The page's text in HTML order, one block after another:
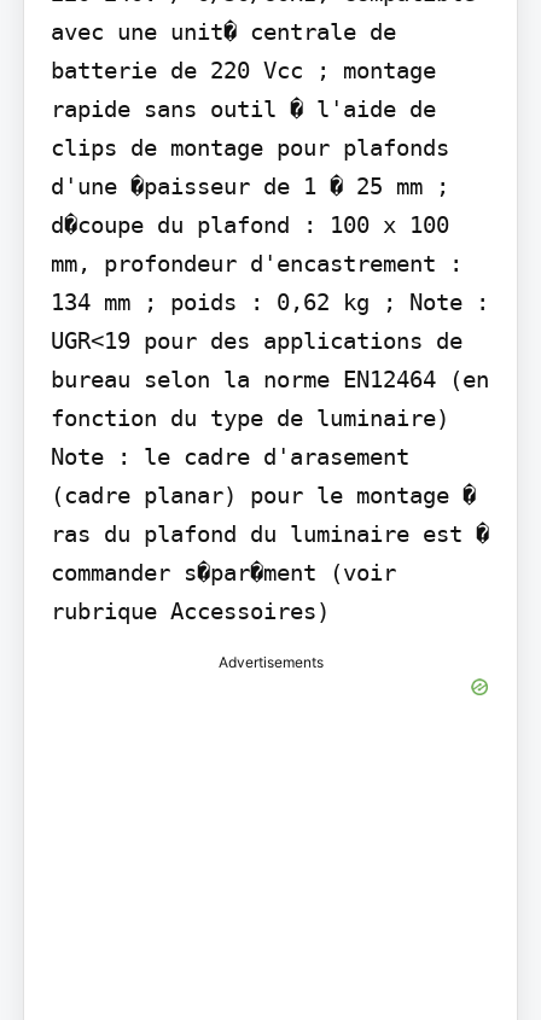
avec une unit� centrale de
batterie de 220 Vcc ; montage
rapide sans outil � l'aide de
clips de montage pour plafonds
d'une �paisseur de 1 � 25 mm ;
d�coupe du plafond : 100 x 100
mm, profondeur d'encastrement :
134 mm ; poids : 0,62 kg ; Note :
UGR<19 pour des applications de
bureau selon la norme EN12464 (en
fonction du type de luminaire)
Note : le cadre d'arasement
(cadre planar) pour le montage �
ras du plafond du luminaire est �
commander s�par�ment (voir
rubrique Accessoires)
Advertisements